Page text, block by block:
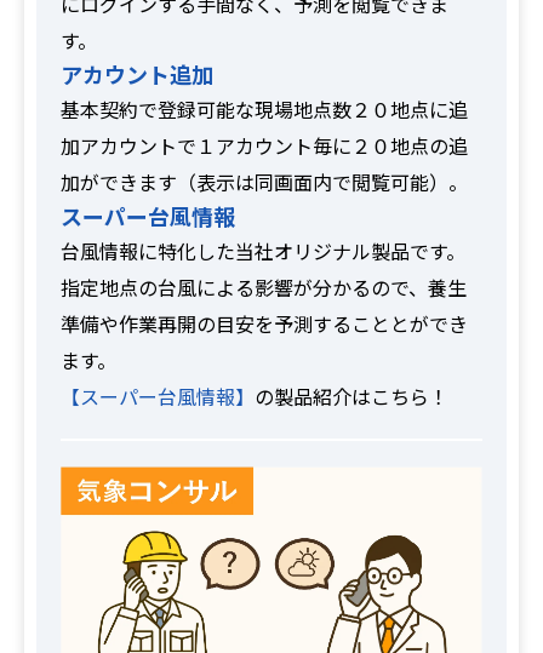
す。
アカウント追加
基本契約で登録可能な現場地点数２０地点に追
加アカウントで１アカウント毎に２０地点の追
加ができます（表示は同画面内で閲覧可能）。
スーパー台風情報
台風情報に特化した当社オリジナル製品です。
指定地点の台風による影響が分かるので、養生
準備や作業再開の目安を予測することとができ
ます。
【スーパー台風情報】 の製品紹介はこちら！